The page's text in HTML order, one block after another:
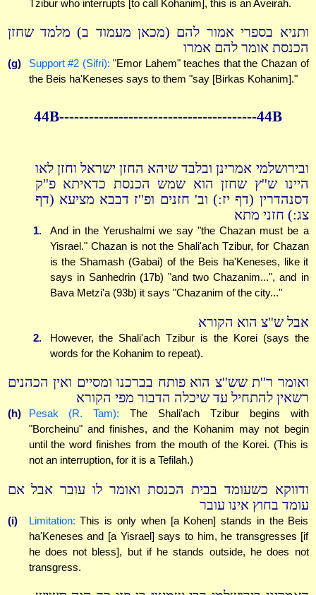
Tzibur who interrupts [to call Kohanim], this is an Aveirah.
ותניא בספרי אמור להם (מכאן מעמוד ב) מלמד שחזן
הכנסת אומר להם אמרו
(g) Support #2 (Sifri): "Emor Lahem" teaches that the Chazan of
the Beis ha'Keneses says to them "say [Birkas Kohanim]."
44B----------------------------------------44B
ובירושלמי אמרינן ובלבד שיהא החזן ישראל וחזן לאו
היינו ש''ץ שחזן הוא שמש הכנסת כדאיתא פ''ק
דסנהדרין (דף יז:) וב' חזנים ופ''ז דבבא מציעא (דף
צג:) חזני מתא
1.
And in the Yerushalmi we say "the Chazan must be a
Yisrael." Chazan is not the Shali'ach Tzibur, for Chazan
is the Shamash (Gabai) of the Beis ha'Keneses, like it
says in Sanhedrin (17b) "and two Chazanim...", and in
Bava Metzi'a (93b) it says "Chazanim of the city..."
אבל ש''צ הוא הקורא
2.
However, the Shali'ach Tzibur is the Korei (says the
words for the Kohanim to repeat).
ואומר ר''ת שש''צ הוא פותח בברכנו ומסיים ואין הכהנים
רשאין להתחיל עד שיכלה הדבור מפי הקורא
(h) Pesak (R. Tam): The Shali'ach Tzibur begins with
"Borcheinu" and finishes, and the Kohanim may not begin
until the word finishes from the mouth of the Korei. (This is
not an interruption, for it is a Tefilah.)
ודווקא כשעומד בבית הכנסת ואומר לו עובר אבל אם
עומד בחוץ אינו עובר
(i) Limitation: This is only when [a Kohen] stands in the Beis
ha'Keneses and [a Yisrael] says to him, he transgresses [if
he does not bless], but if he stands outside, he does not
transgress.